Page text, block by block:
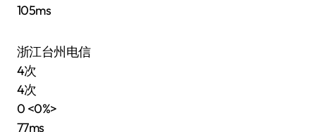
105ms
浙江台州电信
4次
4次
0 <0%>
77ms